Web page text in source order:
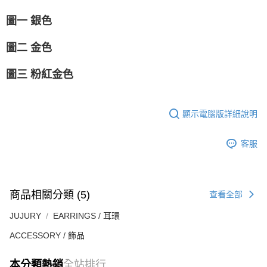
圖一 銀色
圖二 金色
圖三 粉紅金色
顯示電腦版詳細說明
客服
商品相關分類 (5) 查看全部
JUJURY EARRINGS / 耳環
ACCESSORY / 飾品
本分類熱銷全站排行